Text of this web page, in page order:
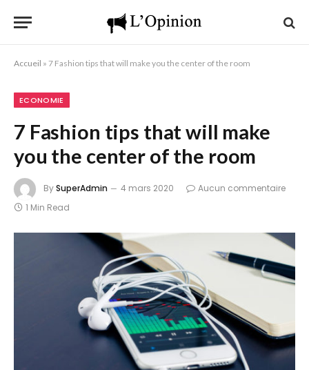
Accueil » 7 Fashion tips that will make you the center of the room
ECONOMIE
7 Fashion tips that will make
you the center of the room
BySuperAdmin 4 mars 2020
Aucun commentaire
1 Min Read